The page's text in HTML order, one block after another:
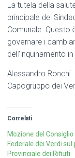
La tutela della
principale del
Comunale. Questo
governare i
dell’inquinamento
Alessandro Ronchi
Capogruppo dei
Correlati
Mozione del Consiglio
Federale dei Verdi sul
Provinciale dei Rifiuti